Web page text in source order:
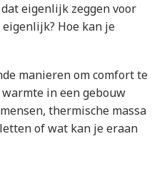
eigenlijk zeggen voor
Hoe kan je
manieren om comfort te
in een gebouw
thermische massa
of wat kan je eraan